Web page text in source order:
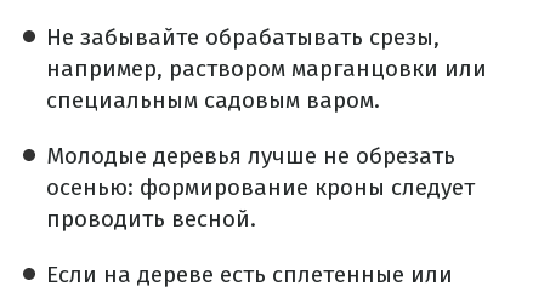
Не забывайте обрабатывать срезы,
например, раствором марганцовки или
специальным садовым варом.
Молодые деревья лучше не обрезать
осенью: формирование кроны следует
проводить весной.
Если на дереве есть сплетенные или